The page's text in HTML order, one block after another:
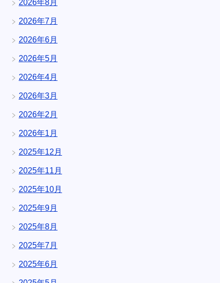
2026年8月
2026年7月
2026年6月
2026年5月
2026年4月
2026年3月
2026年2月
2026年1月
2025年12月
2025年11月
2025年10月
2025年9月
2025年8月
2025年7月
2025年6月